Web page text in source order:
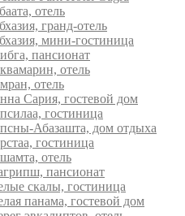
отель
гранд-отель
мини-гостиница
пансионат
отель
отель
Сария, гостевой дом
гостиница
Абазашта, дом отдыха
гостиница
отель
пансионат
скалы, гостиница
панама, гостевой дом